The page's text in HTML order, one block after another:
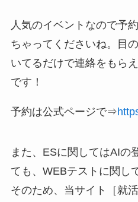
人気のイベントなので予
ちゃってくださいね。目
いてるだけで連絡をもら
です！
予約は公式ページで⇒
また、ESに関してはAIの
ても、WEBテストに関し
そのため、当サイト［就